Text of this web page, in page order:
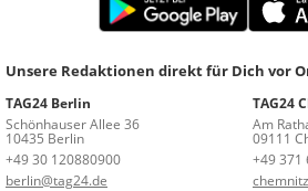
Unsere Redaktionen direkt für Dich vor
TAG24 Berlin
Schönhauser Allee 36
10435 Berlin
+49 30 120880900
berlin@tag24.de
TAG24
Am
09111
+49 371